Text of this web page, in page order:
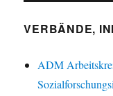
VERBÄNDE,
ADM